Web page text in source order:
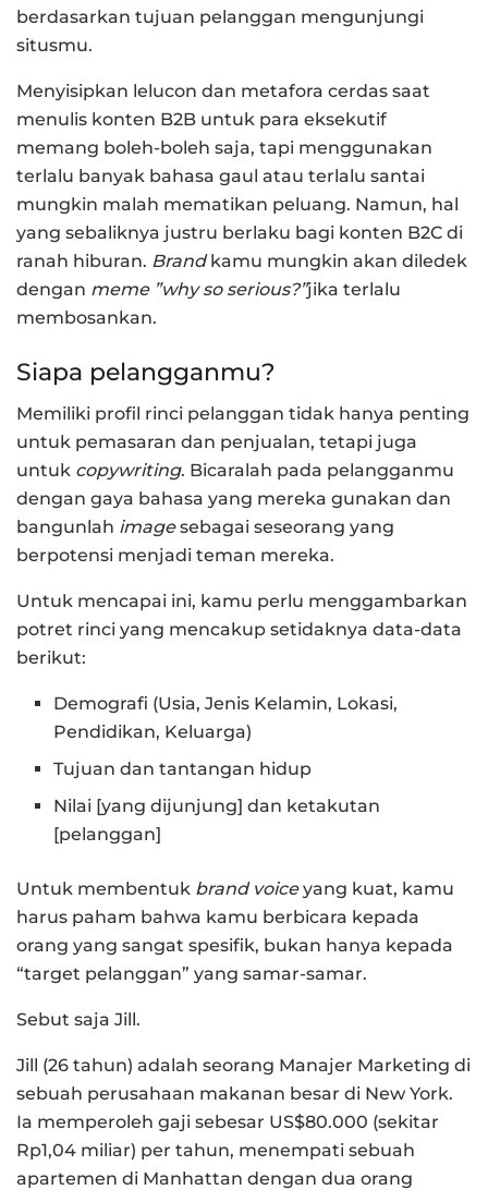
berdasarkan tujuan pelanggan mengunjungi
situsmu.
Menyisipkan lelucon dan metafora cerdas saat
menulis konten B2B untuk para eksekutif
memang boleh-boleh saja, tapi menggunakan
terlalu banyak bahasa gaul atau terlalu santai
mungkin malah mematikan peluang. Namun, hal
yang sebaliknya justru berlaku bagi konten B2C di
ranah hiburan. Brandkamu mungkin akan diledek
dengan meme ”why so serious?”jika terlalu
membosankan.
Siapa pelangganmu?
Memiliki profil rinci pelanggan tidak hanya penting
untuk pemasaran dan penjualan, tetapi juga
untuk copywriting. Bicaralah pada pelangganmu
dengan gaya bahasa yang mereka gunakan dan
bangunlah imagesebagai seseorang yang
berpotensi menjadi teman mereka.
Untuk mencapai ini, kamu perlu menggambarkan
potret rinci yang mencakup setidaknya data-data
berikut:
Demografi (Usia, Jenis Kelamin, Lokasi,
Pendidikan, Keluarga)
Tujuan dan tantangan hidup
Nilai [yang dijunjung] dan ketakutan
[pelanggan]
Untuk membentuk brand voiceyang kuat, kamu
harus paham bahwa kamu berbicara kepada
orang yang sangat spesifik, bukan hanya kepada
“target pelanggan” yang samar-samar.
Sebut saja Jill.
Jill (26 tahun) adalah seorang Manajer Marketing di
sebuah perusahaan makanan besar di New York.
Ia memperoleh gaji sebesar US$80.000 (sekitar
Rp1,04 miliar) per tahun, menempati sebuah
apartemen di Manhattan dengan dua orang